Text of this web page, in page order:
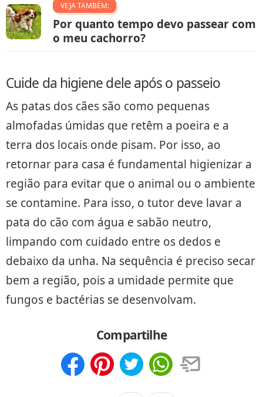
VEJA TAMBÉM:
Por quanto tempo devo passear com
o meu cachorro?
Cuide da higiene dele após o passeio
As patas dos cães são como pequenas
almofadas úmidas que retêm a poeira e a
terra dos locais onde pisam. Por isso, ao
retornar para casa é fundamental higienizar a
região para evitar que o animal ou o ambiente
se contamine. Para isso, o tutor deve lavar a
pata do cão com água e sabão neutro,
limpando com cuidado entre os dedos e
debaixo da unha. Na sequência é preciso secar
bem a região, pois a umidade permite que
fungos e bactérias se desenvolvam.
Compartilhe